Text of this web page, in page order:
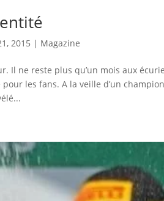
2015 | Magazine
Il ne reste plus qu’un mois aux
les fans. A la veille d’un